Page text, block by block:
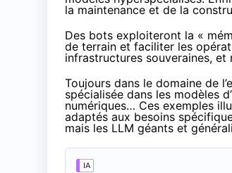
la maintenance et de la
Des bots exploiteront la «
de terrain et faciliter les
infrastructures souveraines, et
Toujours dans le domaine de
spécialisée dans les modèles
numériques… Ces exemples
adaptés aux besoins
mais les LLM géants et
IA